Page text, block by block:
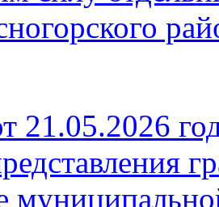
21.05.2026